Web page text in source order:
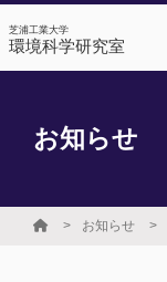
芝浦工業大学
環境科学研究室
お知らせ
お知らせ